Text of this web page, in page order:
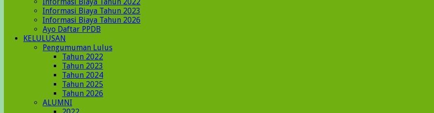
Informasi Biaya Tahun 2023
Informasi Biaya Tahun 2026
Ayo Daftar PPDB
KELULUSAN
Pengumuman Lulus
Tahun 2022
Tahun 2023
Tahun 2024
Tahun 2025
Tahun 2026
ALUMNI